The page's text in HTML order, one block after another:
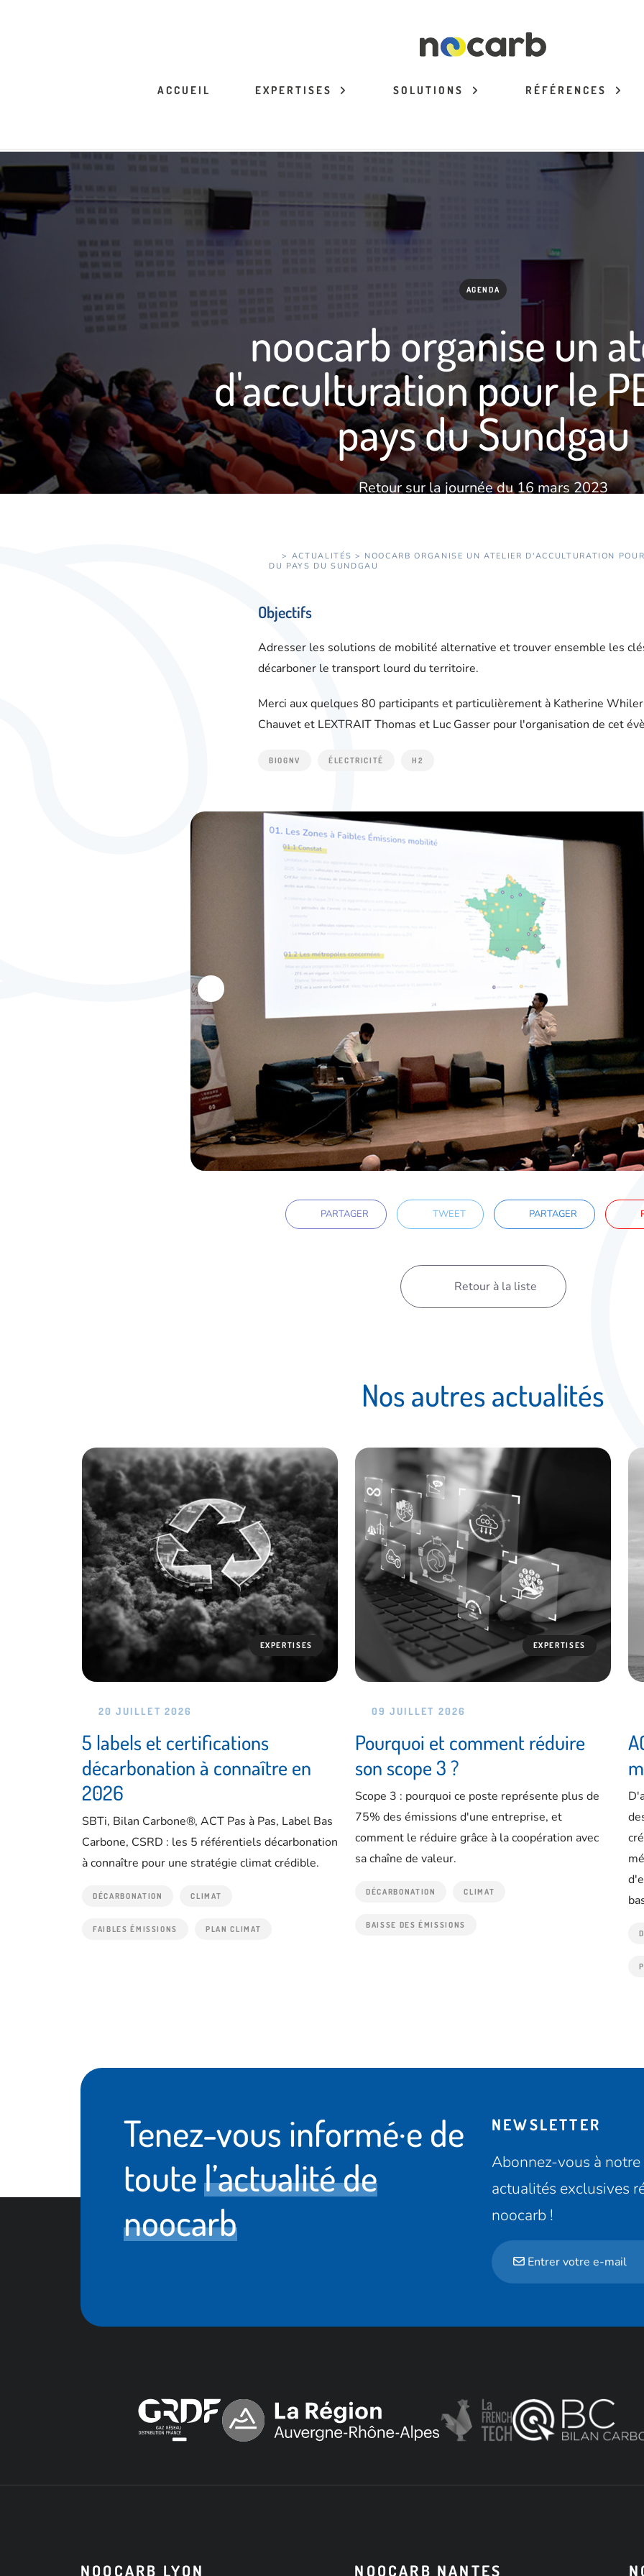
ACCUEIL EXPERTISES SOLUTIONS RÉFÉRENCES
AGENDA
noocarb organise un
d'acculturation pour le
pays du Sundgau
Retour sur la journée du 16 mars 2023
> ACTUALITÉS > NOOCARB ORGANISE UN ATELIER D'ACCULTURATION
DU PAYS DU SUNDGAU
Objectifs
Adresser les solutions de mobilité alternative et trouver ensemble les
décarboner le transport lourd du territoire.
Merci aux quelques 80 participants et particulièrement à Katherine
Chauvet et LEXTRAIT Thomas et Luc Gasser pour l'organisation de cet
BIOGNV ÉLECTRICITÉ H2
PARTAGER TWEET PARTAGER
Retour à la liste
Nosautresactualités
EXPERTISES
20 JUILLET 2026
5 labels et certifications
décarbonation à connaître en
2026
SBTi, Bilan Carbone®, ACT Pas à Pas, Label Bas
Carbone, CSRD : les 5 référentiels décarbonation
à connaître pour une stratégie climat crédible.
DÉCARBONATION CLIMAT
FAIBLES ÉMISSIONS PLAN CLIMAT
EXPERTISES
09 JUILLET 2026
Pourquoi et comment réduire
son scope 3 ?
Scope 3 : pourquoi ce poste représente plus de
75% des émissions d'une entreprise, et
comment le réduire grâce à la coopération avec
sa chaîne de valeur.
DÉCARBONATION CLIMAT
BAISSE DES ÉMISSIONS
Tenez-vous informé·e de
toutel’actualité de
noocarb
NEWSLETTER
Abonnez-vous à
actualités exclusives
noocarb !
NOOCARB LYON NOOCARB NANTES